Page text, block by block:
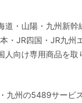
道・山陽・九州新
・JR四国・JR九
向け専用商品を
九州の5489サービ